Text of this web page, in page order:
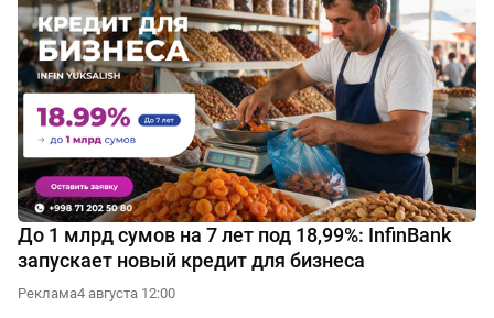
До 1 млрд сумов на 7 лет под 18,99%: InfinBank
запускает новый кредит для бизнеса
Реклама4 августа 12:00